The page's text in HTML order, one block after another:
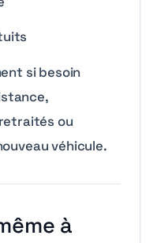
si besoin
ou
véhicule.
à